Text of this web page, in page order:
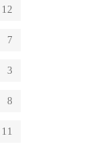
12
7
3
8
11